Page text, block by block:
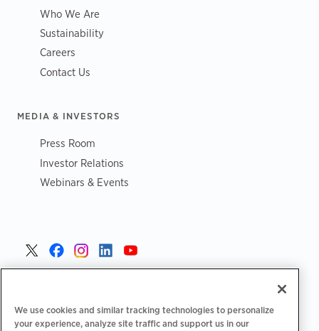
Who We Are
Sustainability
Careers
Contact Us
MEDIA & INVESTORS
Press Room
Investor Relations
Webinars & Events
We use cookies and similar tracking technologies to personalize
your experience, analyze site traffic and support us in our